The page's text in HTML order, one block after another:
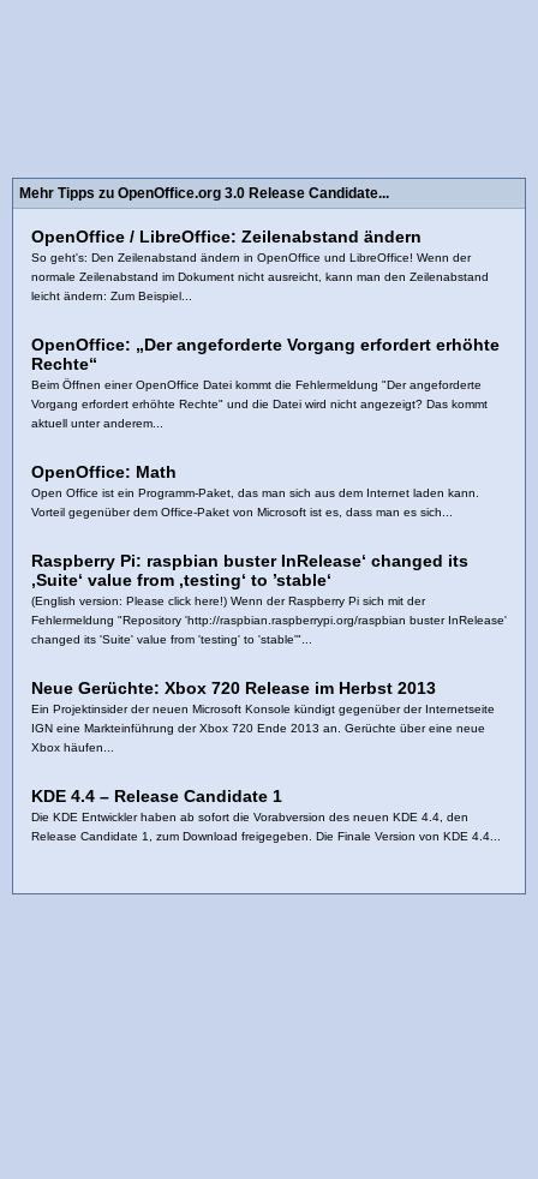
Mehr Tipps zu OpenOffice.org 3.0 Release Candidate...
OpenOffice / LibreOffice: Zeilenabstand ändern
So geht's: Den Zeilenabstand ändern in OpenOffice und LibreOffice! Wenn der
normale Zeilenabstand im Dokument nicht ausreicht, kann man den Zeilenabstand
leicht ändern: Zum Beispiel...
OpenOffice: „Der angeforderte Vorgang erfordert erhöhte
Rechte“
Beim Öffnen einer OpenOffice Datei kommt die Fehlermeldung "Der angeforderte
Vorgang erfordert erhöhte Rechte" und die Datei wird nicht angezeigt? Das kommt
aktuell unter anderem...
OpenOffice: Math
Open Office ist ein Programm-Paket, das man sich aus dem Internet laden kann.
Vorteil gegenüber dem Office-Paket von Microsoft ist es, dass man es sich...
Raspberry Pi: raspbian buster InRelease‘ changed its
‚Suite‘ value from ‚testing‘ to ’stable‘
(English version: Please click here!) Wenn der Raspberry Pi sich mit der
Fehlermeldung "Repository 'http://raspbian.raspberrypi.org/raspbian buster InRelease'
changed its 'Suite' value from 'testing' to 'stable'"...
Neue Gerüchte: Xbox 720 Release im Herbst 2013
Ein Projektinsider der neuen Microsoft Konsole kündigt gegenüber der Internetseite
IGN eine Markteinführung der Xbox 720 Ende 2013 an. Gerüchte über eine neue
Xbox häufen...
KDE 4.4 – Release Candidate 1
Die KDE Entwickler haben ab sofort die Vorabversion des neuen KDE 4.4, den
Release Candidate 1, zum Download freigegeben. Die Finale Version von KDE 4.4...